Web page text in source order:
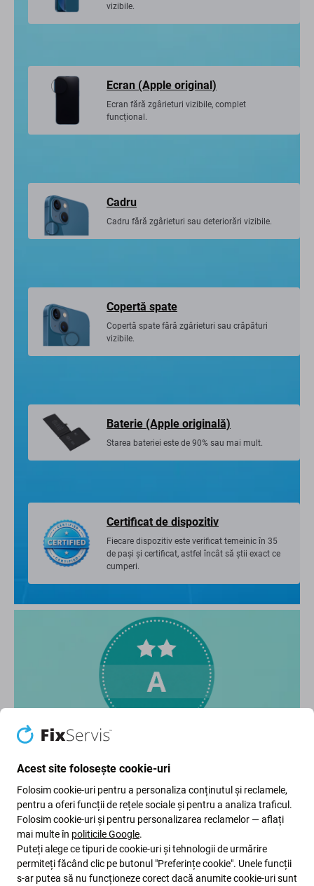
vizibile.
Ecran (Apple original)
Ecran fără zgârieturi vizibile, complet
funcțional.
Cadru
Cadru fără zgârieturi sau deteriorări vizibile.
Copertă spate
Copertă spate fără zgârieturi sau crăpături
vizibile.
Baterie (Apple originală)
Starea bateriei este de 90% sau mai mult.
Certificat de dispozitiv
Fiecare dispozitiv este verificat temeinic în 35
de pași și certificat, astfel încât să știi exact ce
cumperi.
iPhone folosit, în stare foarte bună,
poate prezenta mici semne de utilizare.
Condiție vizuală
Acest site folosește cookie-uri
Folosim cookie-uri pentru a personaliza conținutul și reclamele,
pentru a oferi funcții de rețele sociale și pentru a analiza traficul.
Folosim cookie-uri și pentru personalizarea reclamelor — aflați
mai multe în politicile Google.
Puteți alege ce tipuri de cookie-uri și tehnologii de urmărire
permiteți făcând clic pe butonul "Preferințe cookie". Unele funcții
s-ar putea să nu funcționeze corect dacă anumite cookie-uri sunt